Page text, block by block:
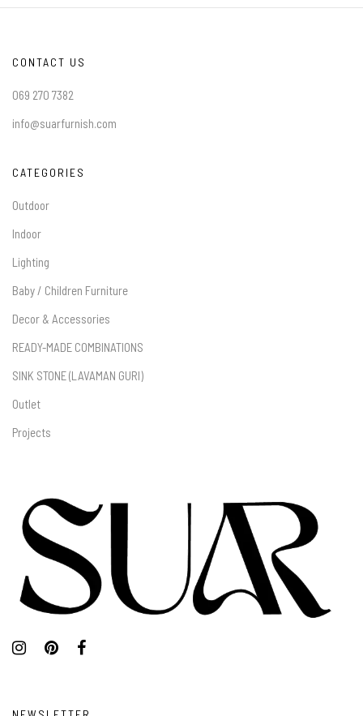
CONTACT US
069 270 7382
info@suarfurnish.com
CATEGORIES
Outdoor
Indoor
Lighting
Baby / Children Furniture
Decor & Accessories
READY-MADE COMBINATIONS
SINK STONE (LAVAMAN GURI)
Outlet
Projects